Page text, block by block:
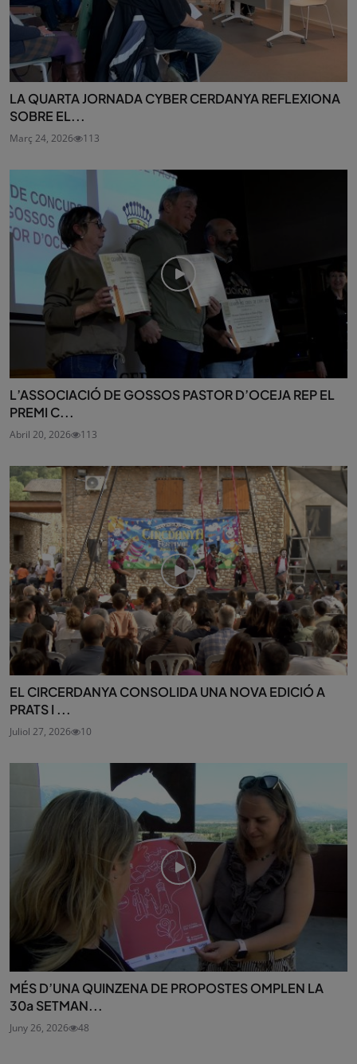
LA QUARTA JORNADA CYBER CERDANYA REFLEXIONA
SOBRE EL...
Març 24, 2026 113
L’ASSOCIACIÓ DE GOSSOS PASTOR D’OCEJA REP EL
PREMI C...
Abril 20, 2026 113
EL CIRCERDANYA CONSOLIDA UNA NOVA EDICIÓ A
PRATS I ...
Juliol 27, 2026 10
MÉS D’UNA QUINZENA DE PROPOSTES OMPLEN LA
30a SETMAN...
Juny 26, 2026 48